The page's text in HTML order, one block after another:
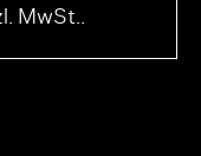
MwSt..